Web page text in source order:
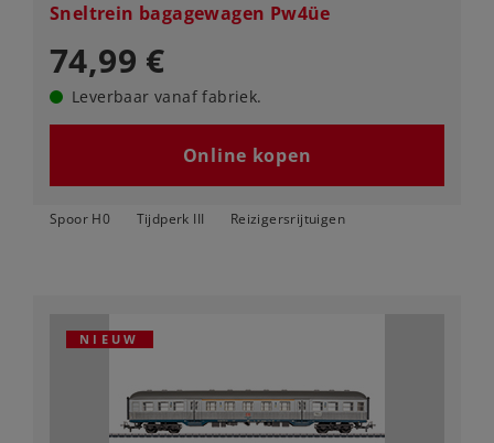
Sneltrein bagagewagen Pw4üe
74,99 €
Leverbaar vanaf fabriek.
Online kopen
Spoor H0 Tijdperk III Reizigersrijtuigen
NIEUW